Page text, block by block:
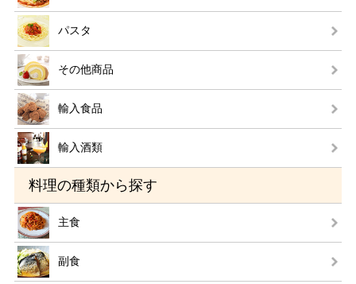
パスタ
その他商品
輸入食品
輸入酒類
料理の種類から探す
主食
副食